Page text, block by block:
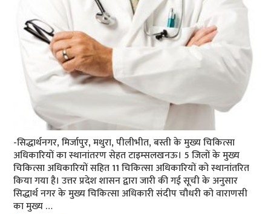
-सिद्धार्थनगर, मिर्जापुर, मथुरा, पीलीभीत, बस्ती के मुख्य चिकित्सा
अधिकारियों का स्थानांतरण सेहत टाइम्‍सलखनऊ। 5 जिलों के मुख्य
चिकित्सा अधिकारियों सहित 11 चिकित्‍सा अधिकारियों को स्थानांतरित
किया गया है। उत्तर प्रदेश शासन द्वारा जारी की गई सूची के अनुसार
सिद्धार्थ नगर के मुख्य चिकित्सा अधिकारी संदीप चौधरी को वाराणसी
का मुख्य …